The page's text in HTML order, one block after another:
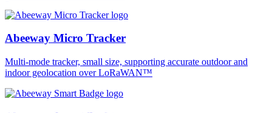
Abeeway Micro Tracker
Multi-mode tracker, small size, supporting accurate outdoor and
indoor geolocation over LoRaWAN™